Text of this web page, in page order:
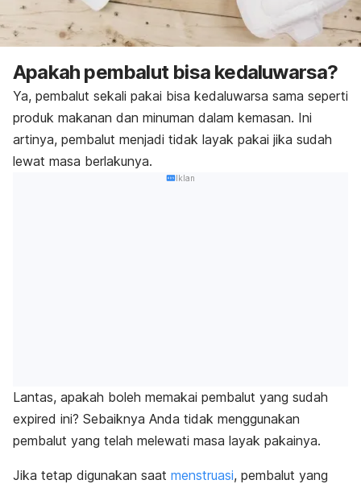
Apakah pembalut bisa kedaluwarsa?
Ya, pembalut sekali pakai bisa kedaluwarsa sama seperti
produk makanan dan minuman dalam kemasan. Ini
artinya, pembalut menjadi tidak layak pakai jika sudah
lewat masa berlakunya.
Iklan
Lantas, apakah boleh memakai pembalut yang sudah
expired ini? Sebaiknya Anda tidak menggunakan
pembalut yang telah melewati masa layak pakainya.
Jika tetap digunakan saat menstruasi, pembalut yang